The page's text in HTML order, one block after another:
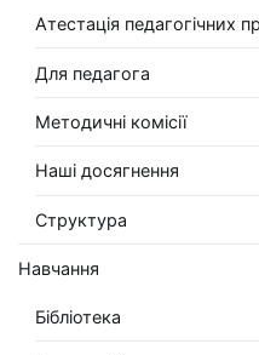
Атестація педагогічних
Для педагога
Методичні комісії
Наші досягнення
Структура
Навчання
Бібліотека